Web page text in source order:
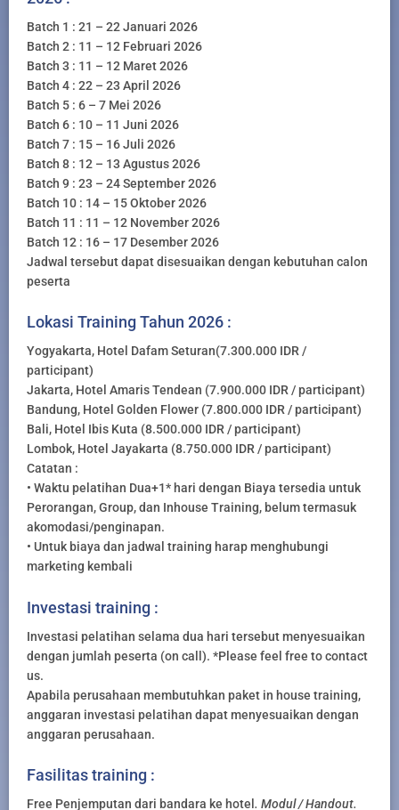
Batch 1 : 21 – 22 Januari 2026
Batch 2 : 11 – 12 Februari 2026
Batch 3 : 11 – 12 Maret 2026
Batch 4 : 22 – 23 April 2026
Batch 5 : 6 – 7 Mei 2026
Batch 6 : 10 – 11 Juni 2026
Batch 7 : 15 – 16 Juli 2026
Batch 8 : 12 – 13 Agustus 2026
Batch 9 : 23 – 24 September 2026
Batch 10 : 14 – 15 Oktober 2026
Batch 11 : 11 – 12 November 2026
Batch 12 : 16 – 17 Desember 2026
Jadwal tersebut dapat disesuaikan dengan kebutuhan calon
peserta
Lokasi Training Tahun 2026 :
Yogyakarta, Hotel Dafam Seturan(7.300.000 IDR /
participant)
Jakarta, Hotel Amaris Tendean (7.900.000 IDR / participant)
Bandung, Hotel Golden Flower (7.800.000 IDR / participant)
Bali, Hotel Ibis Kuta (8.500.000 IDR / participant)
Lombok, Hotel Jayakarta (8.750.000 IDR / participant)
Catatan :
• Waktu pelatihan Dua+1* hari dengan Biaya tersedia untuk
Perorangan, Group, dan Inhouse Training, belum termasuk
akomodasi/penginapan.
• Untuk biaya dan jadwal training harap menghubungi
marketing kembali
Investasi training :
Investasi pelatihan selama dua hari tersebut menyesuaikan
dengan jumlah peserta (on call). *Please feel free to contact
us.
Apabila perusahaan membutuhkan paket in house training,
anggaran investasi pelatihan dapat menyesuaikan dengan
anggaran perusahaan.
Fasilitas training :
Free Penjemputan dari bandara ke hotel . Modul / Handout.